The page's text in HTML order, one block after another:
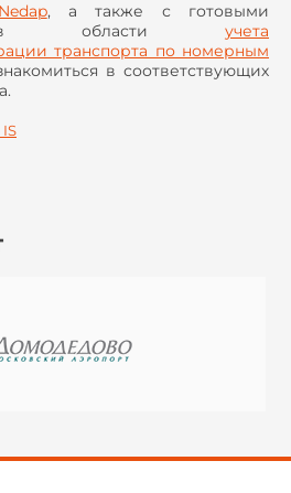
, а также с готовыми
в области учета
транспорта по номерным
в соответствующих